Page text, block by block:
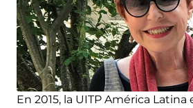
En 2015, la UITP América Latina